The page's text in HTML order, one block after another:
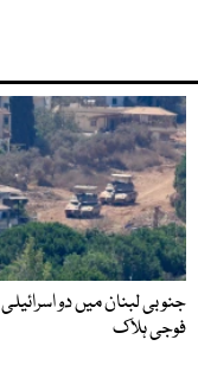
جنوبی لبنان میں دو اسرائیلی
فوجی ہلاک